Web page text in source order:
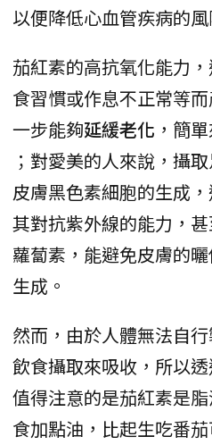
以便降低心血管疾病的風
茄紅素的高抗氧化能力
食習慣或作息不正常等
一步能夠延緩老化 ，簡
；對愛美的人來說，攝
皮膚黑色素細胞的生成
其對抗紫外線的能力，
蘿蔔素，能避免皮膚的
生成。
然而，由於人體無法自
飲食攝取來吸收，所以
值得注意的是茄紅素是
食加點油，比起生吃番